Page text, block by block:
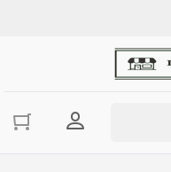
ورود به